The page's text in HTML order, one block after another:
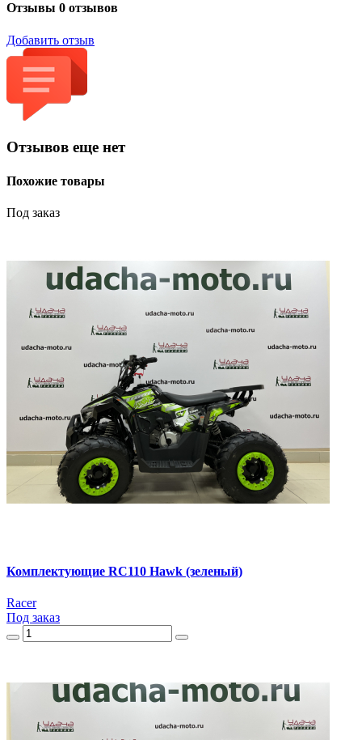
Отзывы 0 отзывов
Добавить отзыв
Отзывов еще нет
Похожие товары
Под заказ
Комплектующие RC110 Hawk (зеленый)
Racer
Под заказ